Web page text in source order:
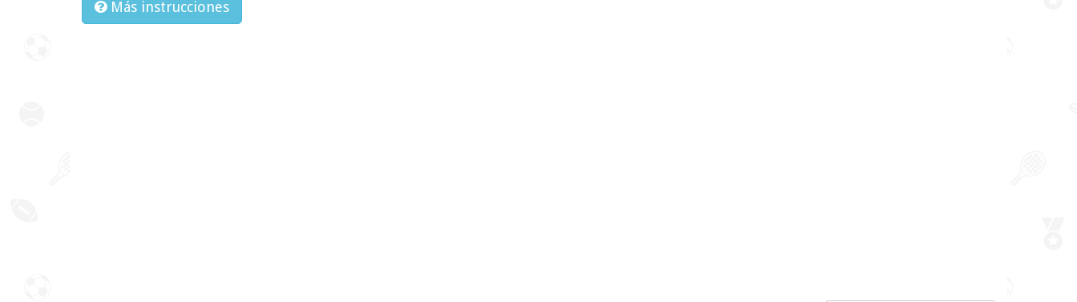
Más instrucciones